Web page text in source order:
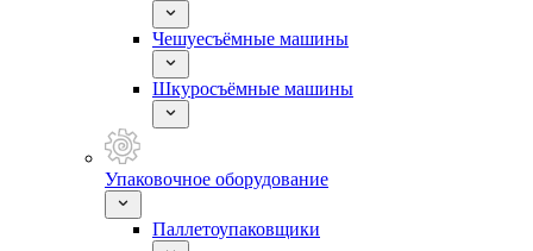
Чешуесъёмные машины
Шкуросъёмные машины
Упаковочное оборудование
Паллетоупаковщики